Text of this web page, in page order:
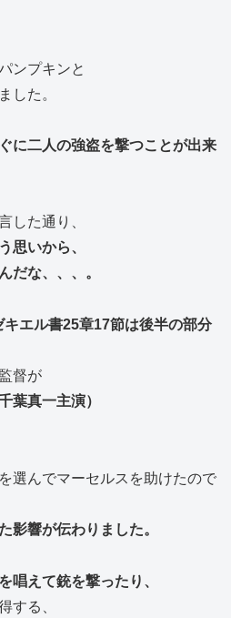
ンプキンと
した。
に二人の強盗を撃つことが出来
した通り、
思いから、
だな、、、。
キエル書25章17節は後半の部分
督が
葉真一主演）
選んでマーセルスを助けたので
影響が伝わりました。
唱えて銃を撃ったり、
する、